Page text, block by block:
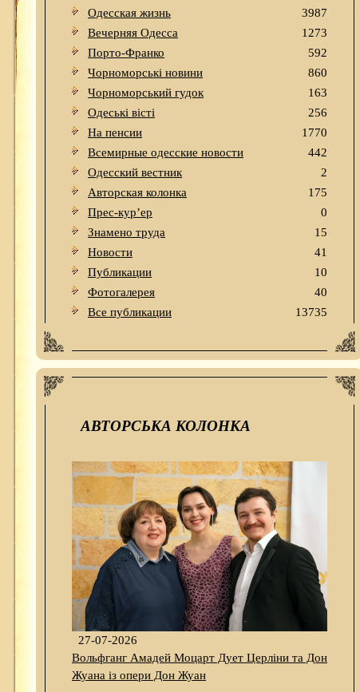
Одесская жизнь
3987
Вечерняя Одесса
1273
Порто-Франко
592
Чорноморські новини
860
Чорноморський гудок
163
Одеськi вiстi
256
На пенсии
1770
Всемирные одесские новости
442
Одесский вестник
2
Авторская колонка
175
Прес-кур’ер
0
Знамено труда
15
Новости
41
Публикации
10
Фотогалерея
40
Все публикации
13735
АВТОРСЬКА КОЛОНКА
27-07-2026
Вольфганг Амадей Моцарт Дует Церліни та Дон
Жуана із опери Дон Жуан